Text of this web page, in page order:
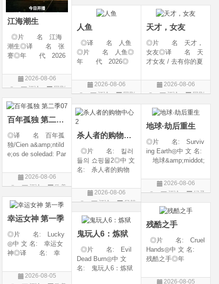
链接 https://movie.
douban.com/s
片
情 / 爱情◎语 言:
汉语普通话◎上映
江海潮生
◎片 名 江海
潮生◎译 名 张
謇◎年 代 2026
陆◎类 别 传记
/ 历史 / 古装◎语
上映日期 2026-07-
20(中国大陆)◎
2026-08-06
评论
国剧
人鱼
◎译 名 人鱼
◎片 名 人鱼◎
年 代 2026◎
◎类 别 剧情 /
悬疑◎语 言 汉
期 2026-08-04(中国
大陆)◎IMDb链接 t
2026-08-06
评论
国剧
天才，女友
◎片 名 天才，
女友◎译 名 天
才女友 / 去有你的夏
年 代 2026◎
产 地 中国大陆
爱情◎语 言 汉
语普通话◎上映日期
2026-08-06
评论
国剧
百年孤独 第二季07
◎译 名 百年孤
独/Cien a&amp;ntild
e;os de soledad: Par
ears of Solitude/One
Hundred Years of So
寂/百年孤寂：第一
部(台)/百年孤
2026-08-06
评论
欧美
剧
杀人者的购物中心2
◎片 名: 킬러
들의 쇼핑몰2◎中 文
名: 杀人者的购物
A Shop for Killers S
2 / A Shop for Killers
代: 2026◎产
地: 韩国
2026-08-06
评论
日韩
剧
地球·劫后重生
◎片 名: Surviv
ing Earth◎中 文 名:
地球&amp;middot;
名: 幸存地球◎
年 代: 2026◎
类 别: 纪录片
◎语 言: 英语
◎上映
2026-08-06
评论
纪录
片
幸运女神 第一季
◎片 名: Lucky
◎中 文 名: 幸运女
神◎译 名: 幸
6◎产 地: 美国
◎类 别: 剧情 /
2026-08-05
残酷之手
◎片 名: Cruel
Hands◎中 文 名:
残酷之手◎年
地: 澳大利亚◎
2026-08-05
鬼玩人6：炼狱
◎片 名: Evil
Dead Burn◎中 文
名: 鬼玩人6：炼狱